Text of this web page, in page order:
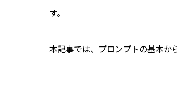
す。
本記事では、プロンプトの基本か